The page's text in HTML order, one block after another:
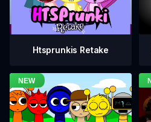
Htsprunkis Retake